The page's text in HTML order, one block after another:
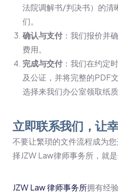
法院调解书/判决书）的清
们。
确认与支付 ：我们报价并
费用。
完成与交付 ：我们在约定
及公证，并将完整的PDF
选择来我们办公室领取纸质
立即联系我们，让
不要让繁琐的文件流程成为
择JZW Law律师事务所，就
JZW Law 律师事务所拥有经